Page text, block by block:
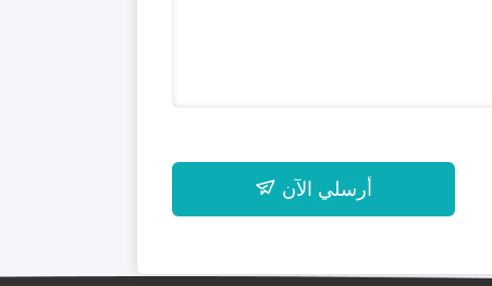
أرسلي الآن